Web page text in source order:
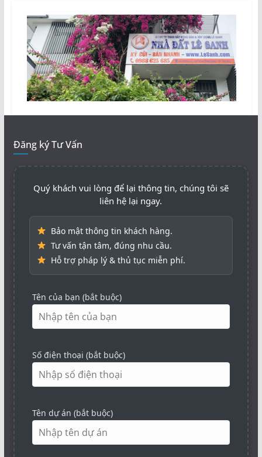
o
n
g
c
ử
a
s
ổ
m
ớ
i
)
ở
t
r
o
n
g
c
ử
a
s
ổ
m
i
Đăng ký Tư Vấn
Quý khách vui lòng để lại thông tin, chúng tôi sẽ
liên hệ lại ngay.
Bảo mật thông tin khách hàng.
Tư vấn tận tâm, đúng nhu cầu.
Hỗ trợ pháp lý & thủ tục miễn phí.
Tên của bạn (bắt buộc)
Số điện thoại (bắt buộc)
Tên dự án (bắt buộc)